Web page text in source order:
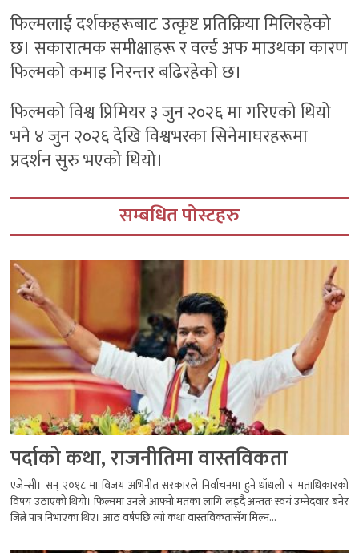
फिल्मलाई दर्शकहरूबाट उत्कृष्ट प्रतिक्रिया मिलिरहेको
छ। सकारात्मक समीक्षाहरू र वर्ल्ड अफ माउथका कारण
फिल्मको कमाइ निरन्तर बढिरहेको छ।
फिल्मको विश्व प्रिमियर ३ जुन २०२६ मा गरिएको थियो
भने ४ जुन २०२६ देखि विश्वभरका सिनेमाघरहरूमा
प्रदर्शन सुरु भएको थियो।
सम्बधित पोस्टहरु
पर्दाको कथा, राजनीतिमा वास्तविकता
एजेन्सी। सन् २०१८ मा विजय अभिनीत सरकारले निर्वाचनमा हुने धाँधली र मताधिकारको
विषय उठाएको थियो। फिल्ममा उनले आफ्नो मतका लागि लड्दै अन्ततः स्वयं उम्मेदवार बनेर
जित्ने पात्र निभाएका थिए। आठ वर्षपछि त्यो कथा वास्तविकतासँग मिल्न...